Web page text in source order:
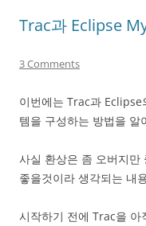
Trac과 Eclipse
3 Comments
이번에는 Trac과
템을 구성하는 방법을 알
사실 환상은 좀 오버지만
좋을것이라 생각되는 내
시작하기 전에 Trac을